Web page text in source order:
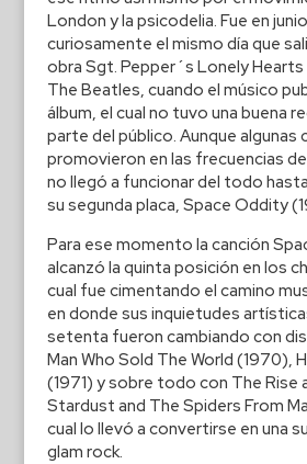
London y la psicodelia. Fue en
curiosamente el mismo día que
obra Sgt. Pepper´s Lonely Hearts
The Beatles, cuando el músico
álbum, el cual no tuvo una buena
parte del público. Aunque algunas
promovieron en las frecuencias
no llegó a funcionar del todo
su segunda placa, Space Oddity
Para ese momento la canción
alcanzó la quinta posición en los
cual fue cimentando el camino
en donde sus inquietudes
setenta fueron cambiando con
Man Who Sold The World (1970),
(1971) y sobre todo con The Rise
Stardust and The Spiders From
cual lo llevó a convertirse en una
glam rock.